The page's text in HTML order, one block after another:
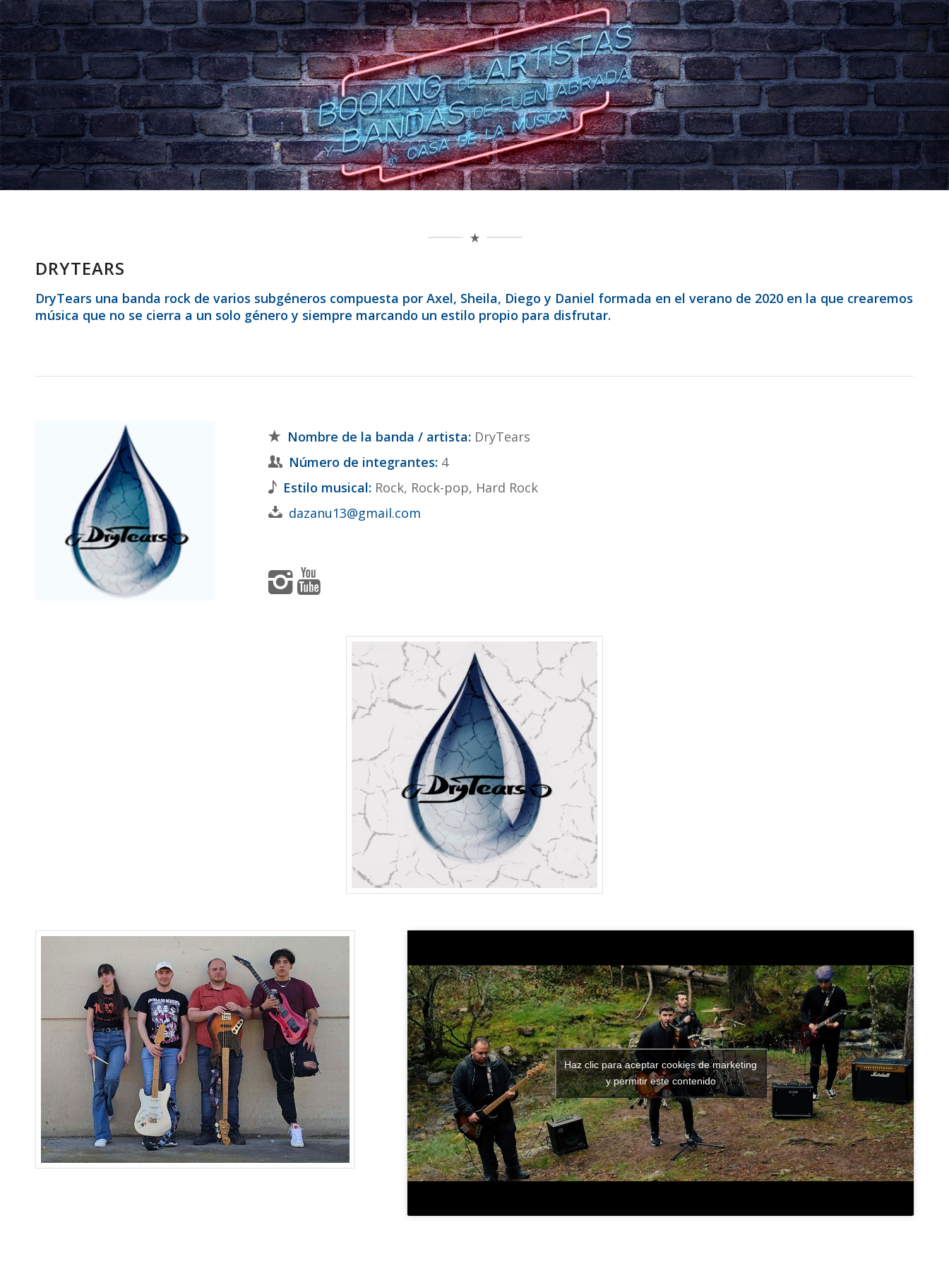
DRYTEARS
DryTears una banda rock de varios subgéneros compuesta por Axel, Sheila, Diego y Daniel formada en el verano de 2020 en la que crearemos
música que no se cierra a un solo género y siempre marcando un estilo propio para disfrutar.
Nombre de la banda / artista: DryTears
Número de integrantes: 4
Estilo musical:Rock, Rock-pop, Hard Rock
dazanu13@gmail.com
Haz clic para aceptar cookies de marketing
y permitir este contenido